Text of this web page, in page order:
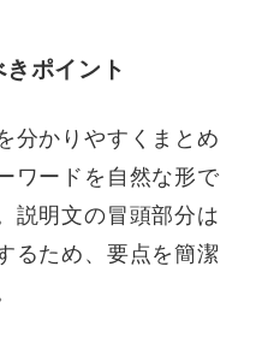
ポイント
分かりやすくまとめ
ワードを自然な形で
説明文の冒頭部分は
るため、要点を簡潔